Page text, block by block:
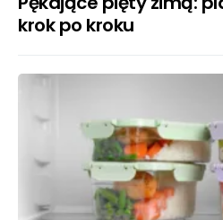
krok po kroku